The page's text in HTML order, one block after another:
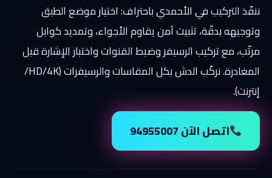
ننفّذ التركيب في الأحمدي باحتراف: اختيار موضع الطبق
وتوجيهه بدقّة، تثبيت آمن يقاوم الأجواء، وتمديد كوابل
مرتّب، مع تركيب الرسيفر وضبط القنوات واختبار الإشارة قبل
المغادرة. نركّب الدش بكل المقاسات والرسيفرات (HD/4K/
إنترنت).
اتصل الآن 94955007